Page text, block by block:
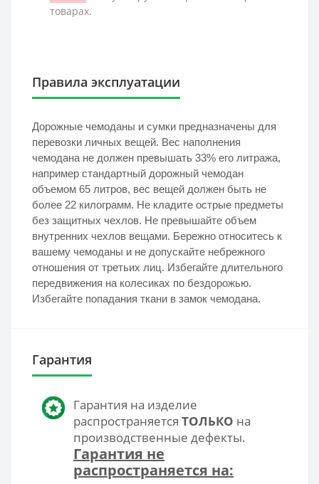
товарах.
Правила эксплуатации
Дорожные чемоданы и сумки предназначены для
перевозки личных вещей. Вес наполнения
чемодана не должен превышать 33% его литража,
например стандартный дорожный чемодан
объемом 65 литров, вес вещей должен быть не
более 22 килограмм. Не кладите острые предметы
без защитных чехлов. Не превышайте объем
внутренних чехлов вещами. Бережно относитесь к
вашему чемоданы и не допускайте небрежного
отношения от третьих лиц. Избегайте длительного
передвижения на колесиках по бездорожью.
Избегайте попадания ткани в замок чемодана.
Гарантия
Гарантия на изделие
распространяется ТОЛЬКО на
производственные дефекты.
Гарантия не
распространяется на: